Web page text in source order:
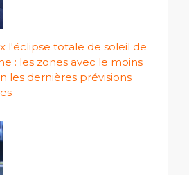
l'éclipse totale de soleil de
: les zones avec le moins
les dernières prévisions